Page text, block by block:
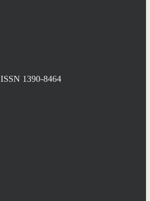
ISSN 1390-8464